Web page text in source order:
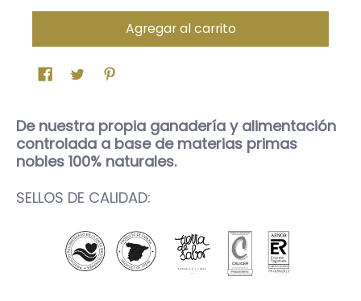
Agregar al carrito
De nuestra propia ganadería y alimentación
controlada a base de materias primas
nobles 100% naturales.
SELLOS DE CALIDAD: